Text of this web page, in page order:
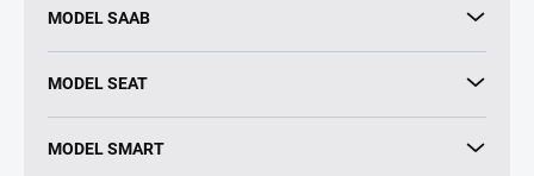
MODEL SAAB
MODEL SEAT
MODEL SMART